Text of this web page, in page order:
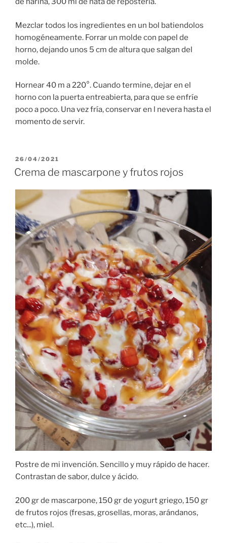
Mezclar todos los ingredientes en un bol batiendolos
homogéneamente. Forrar un molde con papel de
horno, dejando unos 5 cm de altura que salgan del
molde.
Hornear 40 m a 220°. Cuando termine, dejar en el
horno con la puerta entreabierta, para que se enfríe
poco a poco. Una vez fría, conservar en l nevera hasta el
momento de servir.
PUBLICADO
EL
26/04/2021
Crema de mascarpone y frutos rojos
Postre de mi invención. Sencillo y muy rápido de hacer.
Contrastan de sabor, dulce y ácido.
200 gr de mascarpone, 150 gr de yogurt griego, 150 gr
de frutos rojos (fresas, grosellas, moras, arándanos,
etc...), miel.